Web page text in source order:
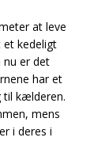
at leve
et kedeligt
nu er det
har et
til kælderen.
mens
i deres i